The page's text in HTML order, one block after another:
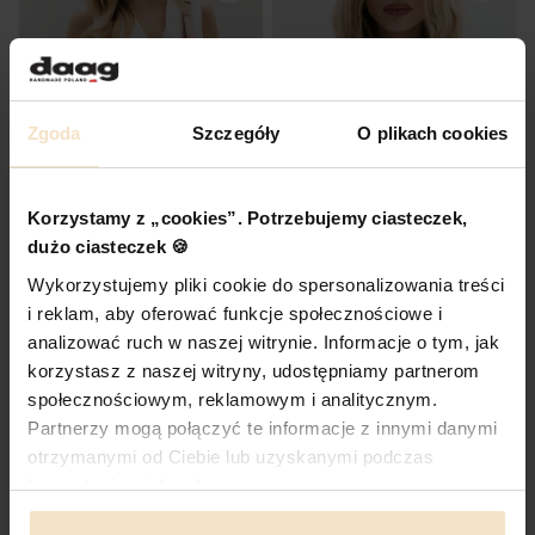
Zgoda Szczegóły O plikach cookies
Korzystamy z „cookies”. Potrzebujemy ciasteczek,
dużo ciasteczek 🍪
Wykorzystujemy pliki cookie do spersonalizowania treści
i reklam, aby oferować funkcje społecznościowe i
analizować ruch w naszej witrynie. Informacje o tym, jak
korzystasz z naszej witryny, udostępniamy partnerom
społecznościowym, reklamowym i analitycznym.
Partnerzy mogą połączyć te informacje z innymi danymi
otrzymanymi od Ciebie lub uzyskanymi podczas
korzystania z ich usług.
MINI MARLOTTE jasny róż skórzana
torebka damska listonoszka torba na
Cena
ZOBACZ PRODUKT
NERLA pudrowy róż skórzana damska
nerka saszetka torebka
Cena promocyjna
422,10 zł
Cena regularna:469,00 zł-10%
Najniższa cena: 469,00 zł -10%
ZOBACZ PRODUKT